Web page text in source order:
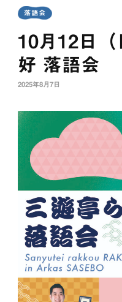
落語会
10月12日（
好 落語会
2025年8月7日